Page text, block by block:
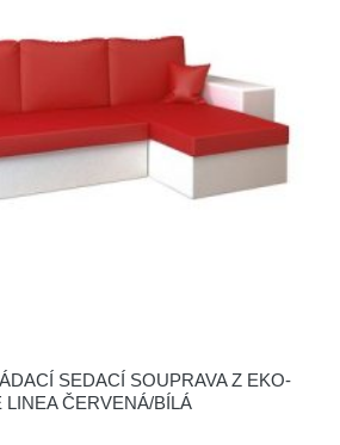
SEDACÍ SOUPRAVA Z EKO-
LINEA ČERVENÁ/BÍLÁ